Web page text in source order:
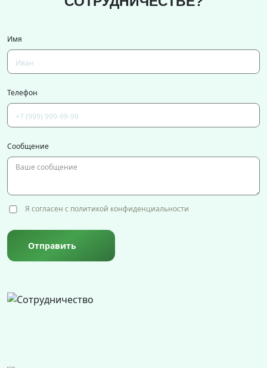
Имя
Телефон
Сообщение
Я согласен с политикой конфиденциальности
Отправить